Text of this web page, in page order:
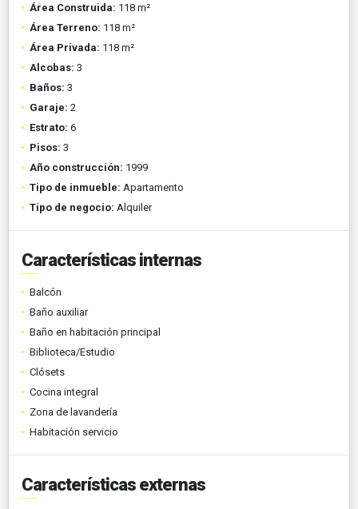
Área Construida: 118 m²
Área Terreno: 118 m²
Área Privada: 118 m²
Alcobas: 3
Baños: 3
Garaje: 2
Estrato: 6
Pisos: 3
Año construcción: 1999
Tipo de inmueble: Apartamento
Tipo de negocio: Alquiler
Características internas
Balcón
Baño auxiliar
Baño en habitación principal
Biblioteca/Estudio
Clósets
Cocina integral
Zona de lavandería
Habitación servicio
Características externas